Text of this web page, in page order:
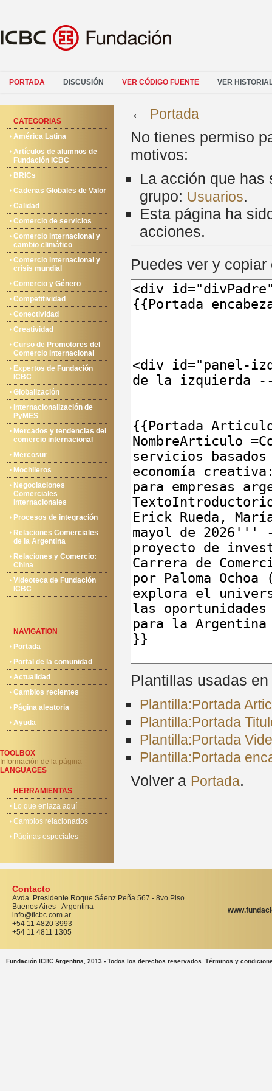
PORTADA DISCUSIÓN VER CÓDIGO FUENTE VER
CATEGORIAS
América Latina
Artículos de alumnos de
Fundación ICBC
BRICs
Cadenas Globales de Valor
Calidad
Comercio de servicios
Comercio internacional y
cambio climático
Comercio internacional y
crisis mundial
Comercio y Género
Competitividad
Conectividad
Creatividad
Curso de Promotores del
Comercio Internacional
Expertos de Fundación
ICBC
Globalización
Internacionalización de
PyMES
Mercados y tendencias del
comercio internacional
Mercosur
Mochileros
Negociaciones
Comerciales
Internacionales
Procesos de integración
Relaciones Comerciales
de la Argentina
Relaciones y Comercio:
China
Videoteca de Fundación
ICBC
NAVIGATION
Portada
Portal de la comunidad
Actualidad
Cambios recientes
Página aleatoria
Ayuda
TOOLBOX
Información de la página
LANGUAGES
HERRAMIENTAS
Lo que enlaza aquí
Cambios relacionados
Páginas especiales
← Portada
No tienes permiso
motivos:
La acción que has
grupo: Usuarios.
Esta página ha
acciones.
Puedes ver y
Plantillas usadas
Plantilla:Portada
Plantilla:Portada
Plantilla:Portada
Plantilla:Portada
Volver a Portada.
Contacto
Avda. Presidente Roque Sáenz Peña 567 - 8vo Piso
Buenos Aires - Argentina
info@ficbc.com.ar
+54 11 4820 3993
+54 11 4811 1305
Fundación ICBC Argentina, 2013 - Todos los derechos reservados. Términos y